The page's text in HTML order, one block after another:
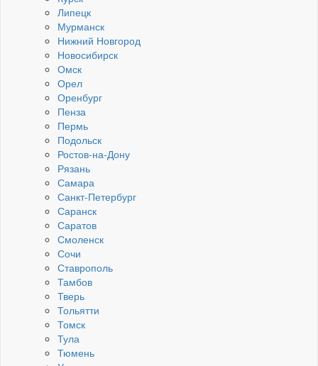
Липецк
Мурманск
Нижний Новгород
Новосибирск
Омск
Орел
Оренбург
Пенза
Пермь
Подольск
Ростов-на-Дону
Рязань
Самара
Санкт-Петербург
Саранск
Саратов
Смоленск
Сочи
Ставрополь
Тамбов
Тверь
Тольятти
Томск
Тула
Тюмень